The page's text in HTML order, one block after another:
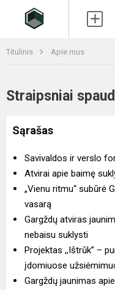
Titulinis Apie mus
Straipsniai
Sąrašas
Savivaldos ir verslo
Atvirai apie baimę
„Vienu ritmu“ subūrė
vasarą
Gargždų atviras
nebaisu suklysti
Projektas ,,Ištrūk” –
įdomiuose
Gargždų jaunimas